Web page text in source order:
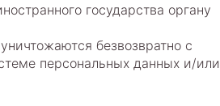
государства органу
безвозвратно с
персональных данных и/или